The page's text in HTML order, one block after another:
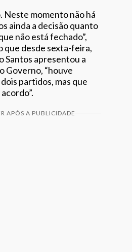
Neste momento não há
ainda a decisão quanto
não está fechado”,
que desde sexta-feira,
Santos apresentou a
Governo, “houve
partidos, mas que
APÓS A PUBLICIDADE